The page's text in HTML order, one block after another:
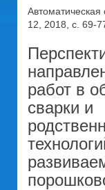
12, 2018, с. 69-
работ в
сварки и